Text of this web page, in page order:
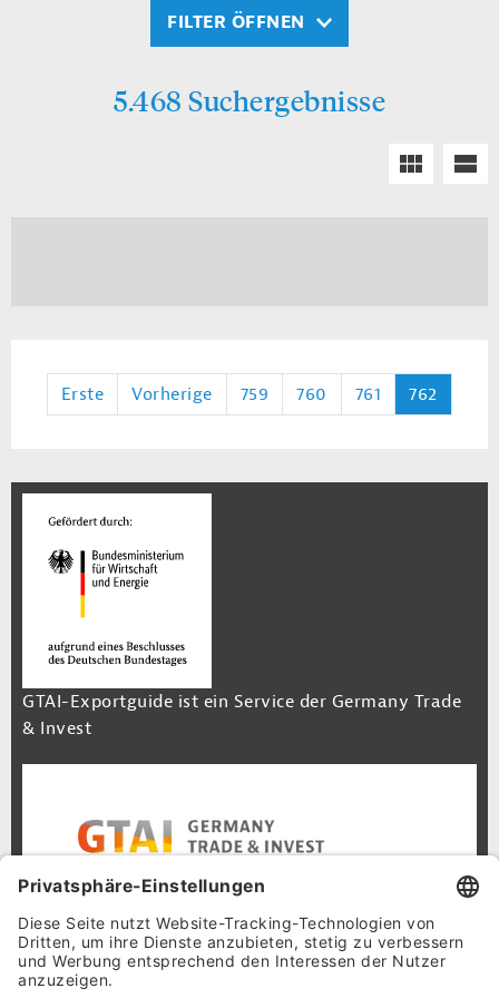
FILTER ÖFFNEN
5.468 Suchergebnisse
Erste Vorherige 759 760 761 762
GTAI-Exportguide ist ein Service der Germany Trade
& Invest
Footer Navigation
Inhalt
Cookie-Einstellungen